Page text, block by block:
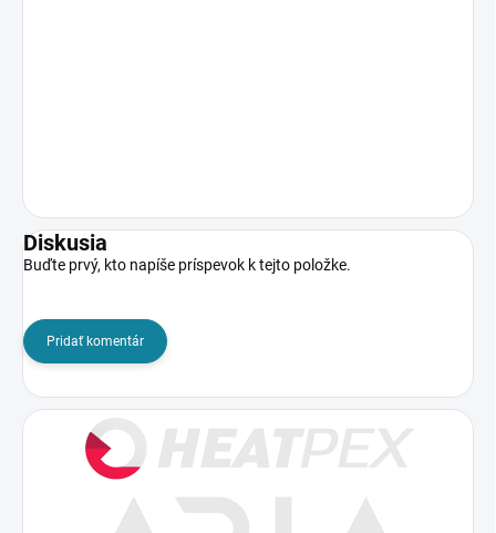
Diskusia
Buďte prvý, kto napíše príspevok k tejto položke.
Pridať komentár